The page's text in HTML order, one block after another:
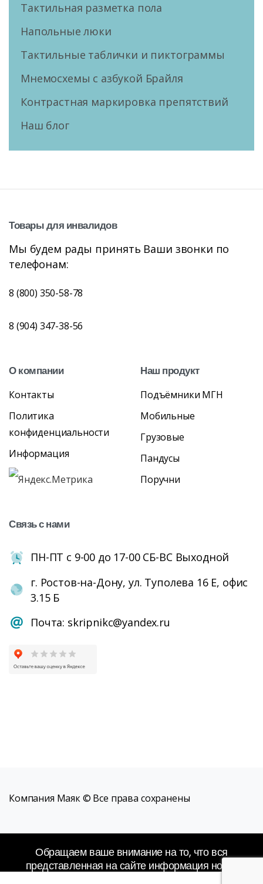
Тактильная разметка пола
Напольные люки
Тактильные таблички и пиктограммы
Мнемосхемы с азбукой Брайля
Контрастная маркировка препятствий
Наш блог
Товарыдля инвалидов
Мы будем рады принять Ваши звонки по
телефонам:
8 (800) 350-58-78
8 (904) 347-38-56
Окомпании
Контакты
Политика
конфиденциальности
Информация
Наш продукт
Подъёмники МГН
Мобильные
Грузовые
Пандусы
Поручни
Связьснами
ПН-ПТ с 9-00 до 17-00 СБ-ВС Выходной
г. Ростов-на-Дону, ул. Туполева 16 Е, офис
3.15 Б
Почта: skripnikc@yandex.ru
Компания Маяк © Все права сохранены
Обращаем ваше внимание на то, что вся
представленная на сайте информация носит